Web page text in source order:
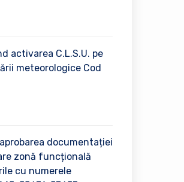
activarea C.L.S.U. pe
meteorologice Cod
documentației
zonă funcțională
cu numerele